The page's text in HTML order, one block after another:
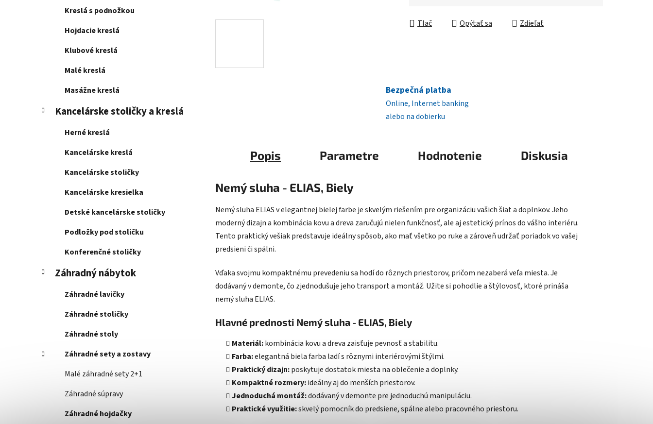
Kreslá s podnožkou
Hojdacie kreslá
Klubové kreslá
Malé kreslá
Masážne kreslá
Kancelárske stoličky a kreslá
Herné kreslá
Kancelárske kreslá
Kancelárske stoličky
Kancelárske kresielka
Detské kancelárske stoličky
Podložky pod stoličku
Konferenčné stoličky
Záhradný nábytok
Záhradné lavičky
Záhradné stoličky
Záhradné stoly
Záhradné sety a zostavy
Malé záhradné sety 2+1
Záhradné súpravy
Záhradné hojdačky
Tlač Opýtať sa Zdieľať
Bezpečná platba
Online, Internet banking
alebo na dobierku
Popis Parametre Hodnotenie Diskusia
Nemý sluha - ELIAS, Biely
Nemý sluha ELIAS v elegantnej bielej farbe je skvelým riešením pre organizáciu vašich šiat a doplnkov. Jeho
moderný dizajn a kombinácia kovu a dreva zaručujú nielen funkčnosť, ale aj estetický prínos do vášho interiéru.
Tento praktický vešiak predstavuje ideálny spôsob, ako mať všetko po ruke a zároveň udržať poriadok vo vašej
predsieni či spálni.
Vďaka svojmu kompaktnému prevedeniu sa hodí do rôznych priestorov, pričom nezaberá veľa miesta. Je
dodávaný v demonte, čo zjednodušuje jeho transport a montáž. Užite si pohodlie a štýlovosť, ktoré prináša
nemý sluha ELIAS.
Hlavné prednosti Nemý sluha - ELIAS, Biely
Materiál:kombinácia kovu a dreva zaisťuje pevnosť a stabilitu.
Farba:elegantná biela farba ladí s rôznymi interiérovými štýlmi.
Praktický dizajn:poskytuje dostatok miesta na oblečenie a doplnky.
Kompaktné rozmery:ideálny aj do menších priestorov.
Jednoduchá montáž:dodávaný v demonte pre jednoduchú manipuláciu.
Praktické využitie:skvelý pomocník do predsiene, spálne alebo pracovného priestoru.